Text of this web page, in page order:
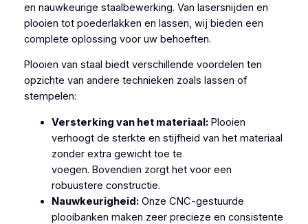
en nauwkeurige staalbewerking. Van lasersnijden en
plooien tot poederlakken en lassen, wij bieden een
complete oplossing voor uw behoeften.
Plooien van staal biedt verschillende voordelen ten
opzichte van andere technieken zoals lassen of
stempelen:
Versterking van het materiaal:Plooien
verhoogt de sterkte en stijfheid van het materiaal
zonder extra gewicht toe te
voegen. Bovendien zorgt het voor een
robuustere constructie.
Nauwkeurigheid:Onze CNC-gestuurde
plooibanken maken zeer precieze en consistente